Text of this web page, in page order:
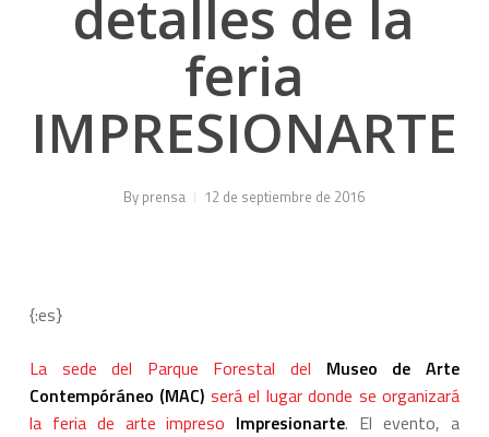
detalles de la
feria
IMPRESIONARTE
By prensa 12 de septiembre de 2016
{:es}
La sede del Parque Forestal del Museo de Arte
Contempóráneo (MAC) será el lugar donde se organizará
la feria de arte impreso Impresionarte. El evento, a